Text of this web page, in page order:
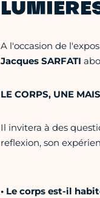
A l'occasion de
Jacques SARFATI
LE CORPS, UNE
Il invitera à des
reflexion, son
• Le corps est-il